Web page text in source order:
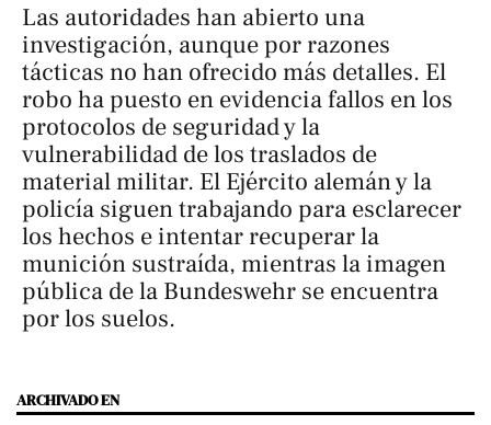
Las autoridades han abierto una
investigación, aunque por razones
tácticas no han ofrecido más detalles. El
robo ha puesto en evidencia fallos en los
protocolos de seguridad y la
vulnerabilidad de los traslados de
material militar. El Ejército alemán y la
policía siguen trabajando para esclarecer
los hechos e intentar recuperar la
munición sustraída, mientras la imagen
pública de la Bundeswehr se encuentra
por los suelos.
ARCHIVADO EN